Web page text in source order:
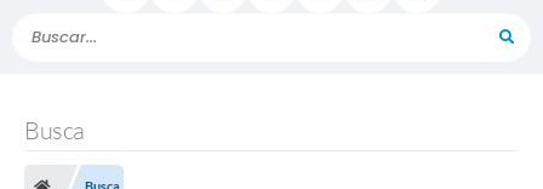
Buscar...
Busca
Busca